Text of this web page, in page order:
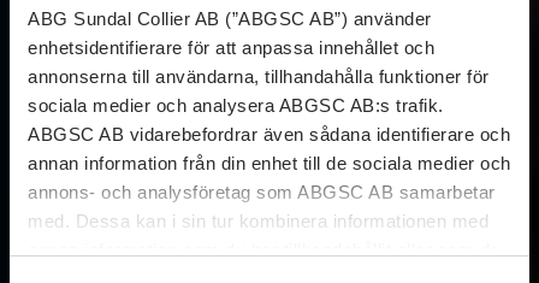
ABG Sundal Collier AB (”ABGSC AB”) använder
enhetsidentifierare för att anpassa innehållet och
annonserna till användarna, tillhandahålla funktioner för
sociala medier och analysera ABGSC AB:s trafik.
ABGSC AB vidarebefordrar även sådana identifierare och
annan information från din enhet till de sociala medier och
annons- och analysföretag som ABGSC AB samarbetar
med. Dessa kan i sin tur kombinera informationen med